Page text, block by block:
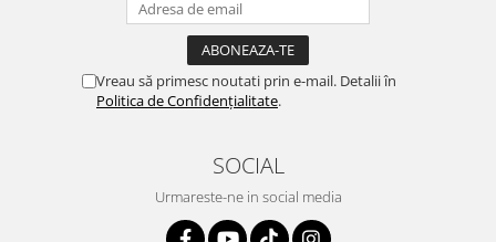
Vreau să primesc noutati prin e-mail. Detalii în
Politica de Confidențialitate.
SOCIAL
Urmareste-ne in social media